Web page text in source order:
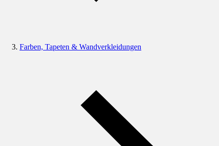
Farben, Tapeten & Wandverkleidungen